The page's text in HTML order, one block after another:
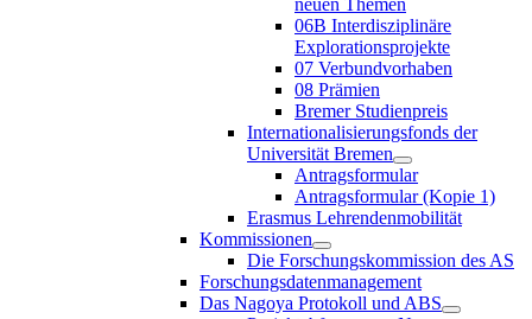
06B Interdisziplinäre
Explorationsprojekte
07 Verbundvorhaben
08 Prämien
Bremer Studienpreis
Internationalisierungsfonds der
Universität Bremen
Antragsformular
Antragsformular (Kopie 1)
Erasmus Lehrendenmobilität
Kommissionen
Die Forschungskommission des AS
Forschungsdatenmanagement
Das Nagoya Protokoll und ABS